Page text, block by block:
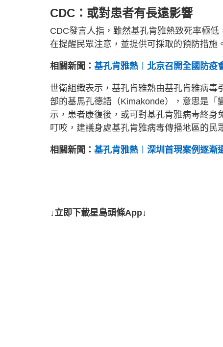
CDC：或對患者有長遠影響
CDC發言人指，雖然基孔肯雅熱致死率極
在提醒民眾注意，並提供可採取的預防措施。
相關新聞： 基孔肯雅熱︱北京召開全國防疫
世衛組織表示，基孔肯雅熱由基孔肯雅病
部的基馬孔德語（Kimakonde），意思是
示，患者康復後，或可對基孔肯雅病毒終
叮咬，建議身處基孔肯雅病毒傳播地區的民
相關新聞： 基孔肯雅熱︱深圳首現案例逐漸
↓立即下載星島頭條App↓